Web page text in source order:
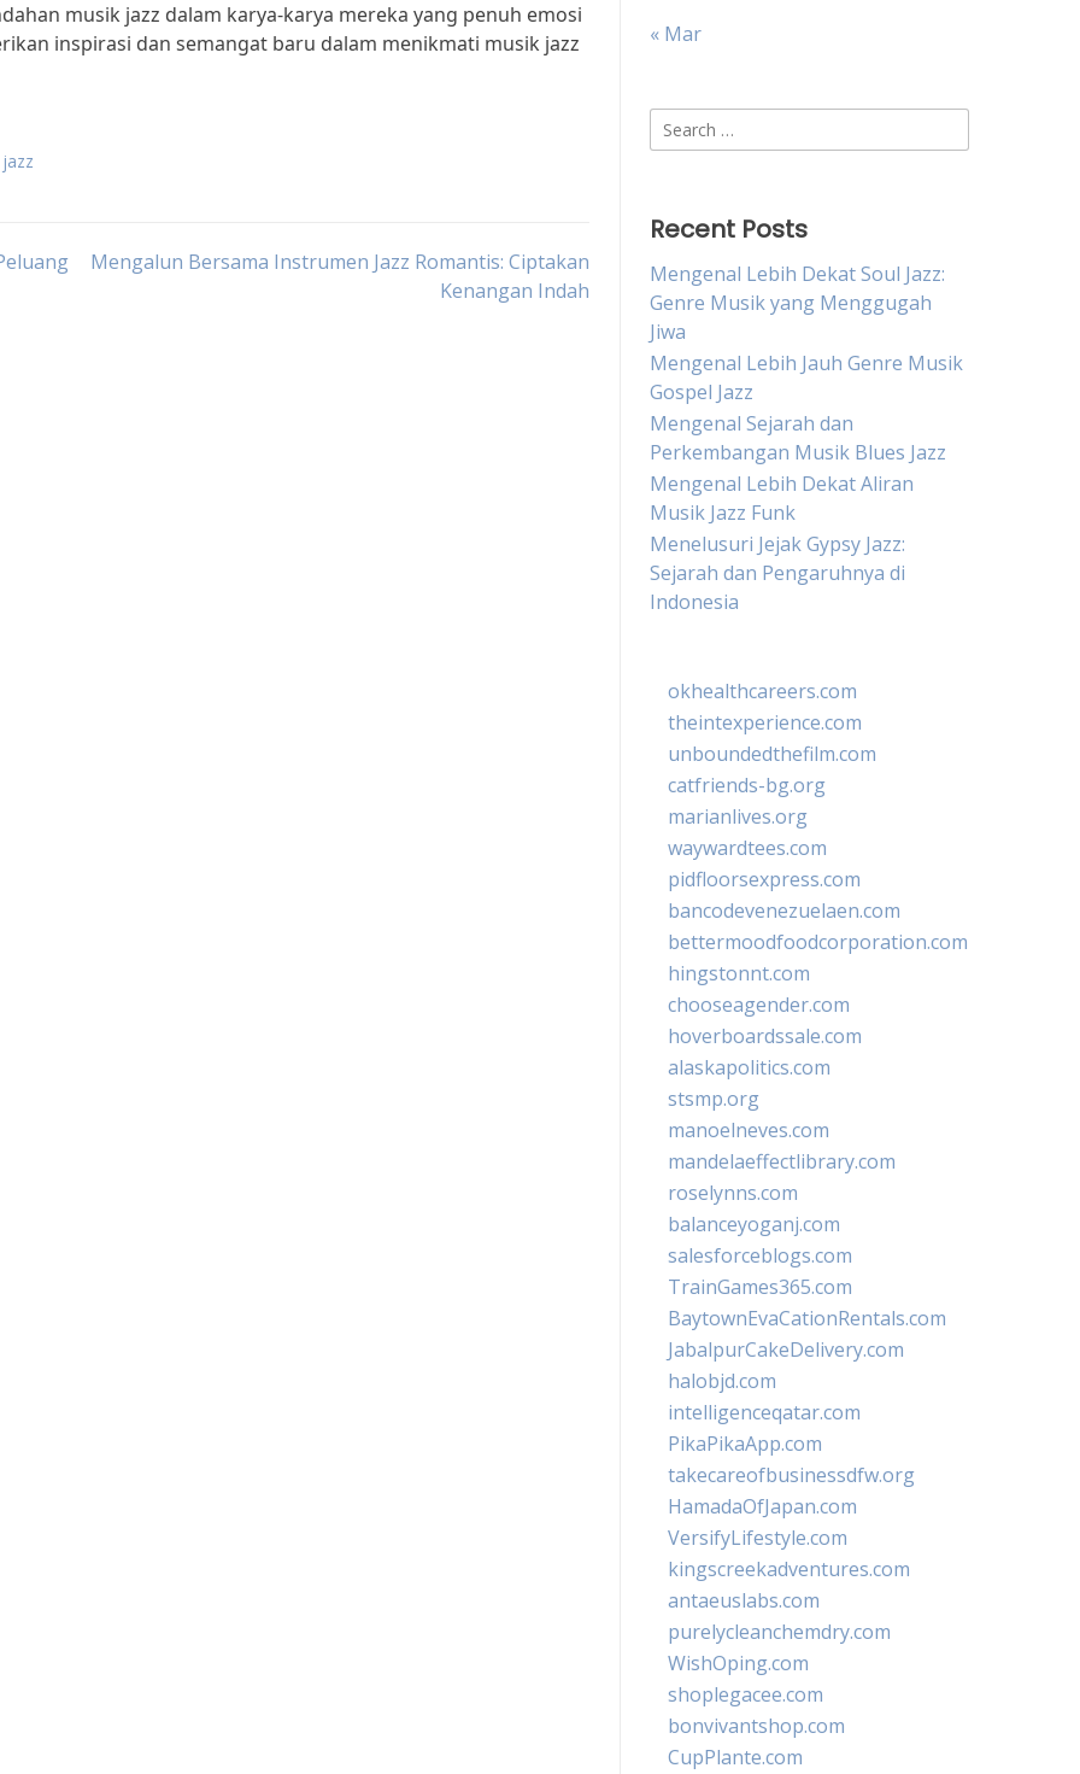
musik jazz dalam karya-karya mereka yang penuh emosi
inspirasi dan semangat baru dalam menikmati musik jazz
Mengalun Bersama Instrumen Jazz Romantis: Ciptakan
Kenangan Indah
« Mar
Search
for:
Recent Posts
Mengenal Lebih Dekat Soul Jazz:
Genre Musik yang Menggugah
Jiwa
Mengenal Lebih Jauh Genre Musik
Gospel Jazz
Mengenal Sejarah dan
Perkembangan Musik Blues Jazz
Mengenal Lebih Dekat Aliran
Musik Jazz Funk
Menelusuri Jejak Gypsy Jazz:
Sejarah dan Pengaruhnya di
Indonesia
okhealthcareers.com
theintexperience.com
unboundedthefilm.com
catfriends-bg.org
marianlives.org
waywardtees.com
pidfloorsexpress.com
bancodevenezuelaen.com
bettermoodfoodcorporation.com
hingstonnt.com
chooseagender.com
hoverboardssale.com
alaskapolitics.com
stsmp.org
manoelneves.com
mandelaeffectlibrary.com
roselynns.com
balanceyoganj.com
salesforceblogs.com
TrainGames365.com
BaytownEvaCationRentals.com
JabalpurCakeDelivery.com
halobjd.com
intelligenceqatar.com
PikaPikaApp.com
takecareofbusinessdfw.org
HamadaOfJapan.com
VersifyLifestyle.com
kingscreekadventures.com
antaeuslabs.com
purelycleanchemdry.com
WishOping.com
shoplegacee.com
bonvivantshop.com
CupPlante.com